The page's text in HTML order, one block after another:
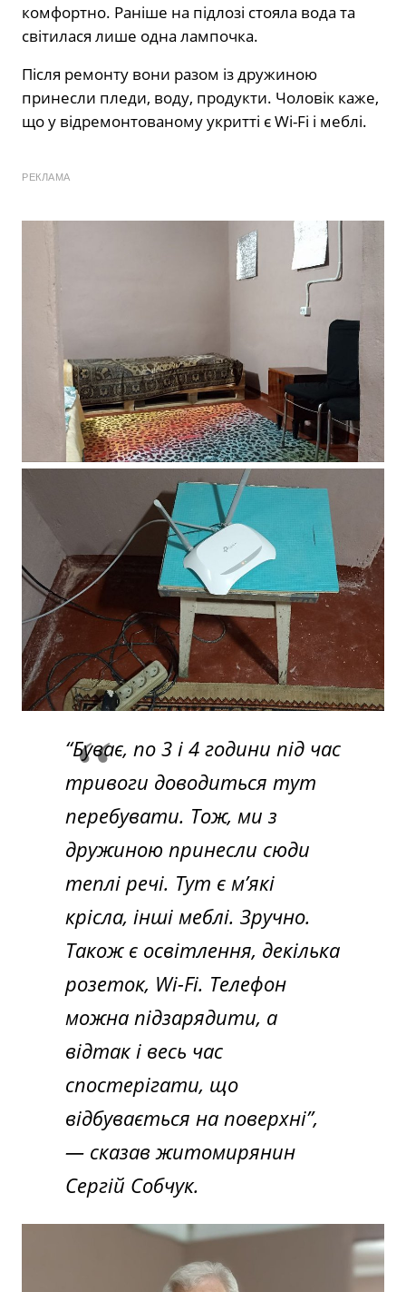
комфортно. Раніше на підлозі стояла вода та
світилася лише одна лампочка.
Після ремонту вони разом із дружиною
принесли пледи, воду, продукти. Чоловік каже,
що у відремонтованому укритті є Wi-Fi і меблі.
РЕКЛАМА
“Буває, по 3 і 4 години під час
тривоги доводиться тут
перебувати. Тож, ми з
дружиною принесли сюди
теплі речі. Тут є м’які
крісла, інші меблі. Зручно.
Також є освітлення, декілька
розеток, Wi-Fi. Телефон
можна підзарядити, а
відтак і весь час
спостерігати, що
відбувається на поверхні”,
— сказав житомирянин
Сергій Собчук.